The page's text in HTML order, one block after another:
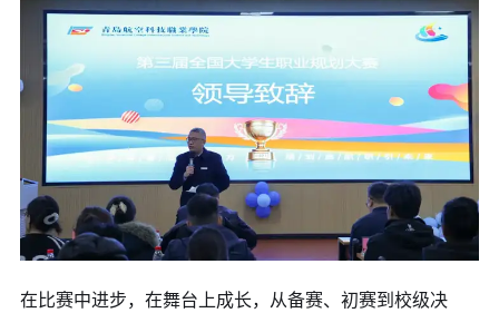
在比赛中进步，在舞台上成长，从备赛、初赛到校级决